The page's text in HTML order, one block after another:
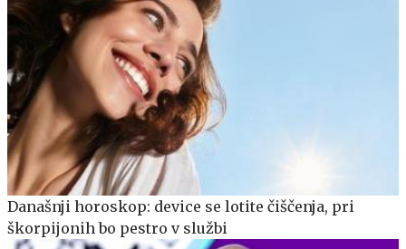
Današnji horoskop: device se lotite čiščenja, pri
škorpijonih bo pestro v službi